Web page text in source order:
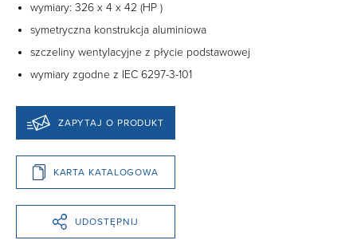
wymiary: 326 x 4 x 42 (HP )
symetryczna konstrukcja aluminiowa
szczeliny wentylacyjne z płycie podstawowej
wymiary zgodne z IEC 6297-3-101
ZAPYTAJ O PRODUKT
KARTA KATALOGOWA
UDOSTĘPNIJ